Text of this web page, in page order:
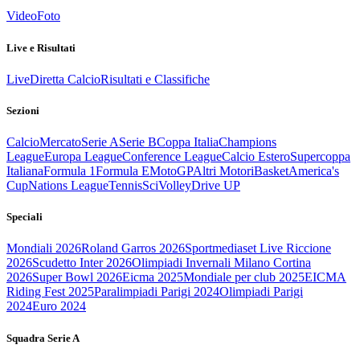
VideoFoto
Live e Risultati
LiveDiretta CalcioRisultati e Classifiche
Sezioni
CalcioMercatoSerie ASerie BCoppa ItaliaChampions
LeagueEuropa LeagueConference LeagueCalcio EsteroSupercoppa
ItalianaFormula 1Formula EMotoGPAltri MotoriBasketAmerica's
CupNations LeagueTennisSciVolleyDrive UP
Speciali
Mondiali 2026Roland Garros 2026Sportmediaset Live Riccione
2026Scudetto Inter 2026Olimpiadi Invernali Milano Cortina
2026Super Bowl 2026Eicma 2025Mondiale per club 2025EICMA
Riding Fest 2025Paralimpiadi Parigi 2024Olimpiadi Parigi
2024Euro 2024
Squadra Serie A